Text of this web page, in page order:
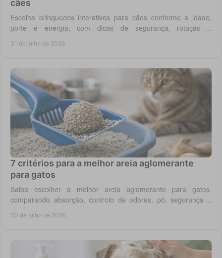
cães
Escolha brinquedos interativos para cães conforme a idade,
porte e energia, com dicas de segurança, rotação e
31 de julho de 2026
7 critérios para a melhor areia aglomerante
para gatos
Saiba escolher a melhor areia aglomerante para gatos,
comparando absorção, controlo de odores, pó, segurança e
30 de julho de 2026